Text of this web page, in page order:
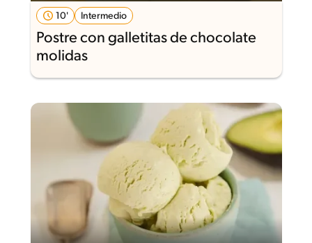
10' Intermedio
Postre con galletitas de chocolate
molidas